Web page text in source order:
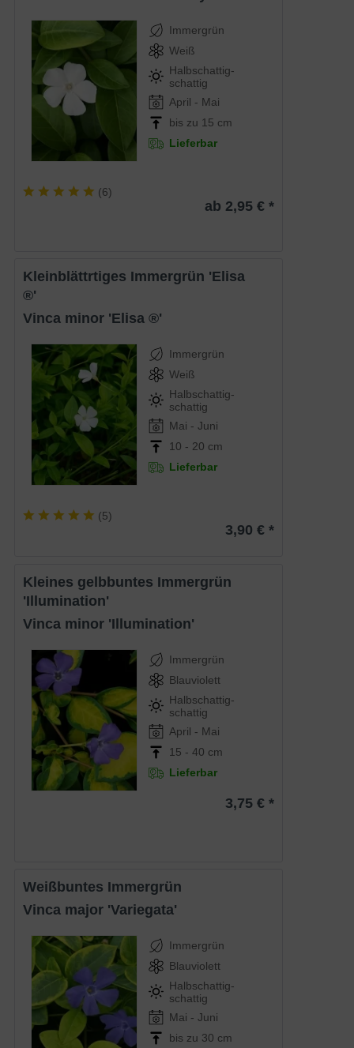
Immergrün
Weiß
Halbschattig-
schattig
April - Mai
bis zu 15 cm
Lieferbar
(6)
ab 2,95 € *
Kleinblättrtiges Immergrün 'Elisa
®'
Vinca minor 'Elisa ®'
Immergrün
Weiß
Halbschattig-
schattig
Mai - Juni
10 - 20 cm
Lieferbar
(5)
3,90 € *
Kleines gelbbuntes Immergrün
'Illumination'
Vinca minor 'Illumination'
Immergrün
Blauviolett
Halbschattig-
schattig
April - Mai
15 - 40 cm
Lieferbar
3,75 € *
Weißbuntes Immergrün
Vinca major 'Variegata'
Immergrün
Blauviolett
Halbschattig-
schattig
Mai - Juni
bis zu 30 cm